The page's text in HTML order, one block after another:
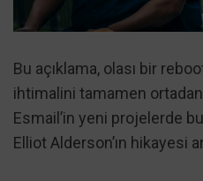
Bu açıklama, olası bir
ihtimalini tamamen ortadan
Esmail’in yeni projelerde
Elliot Alderson’ın hikayesi